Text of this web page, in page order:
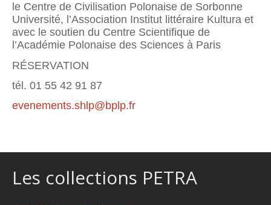
le Centre de Civilisation Polonaise de Sorbonne
Université, l’Association Institut littéraire Kultura et
avec le soutien du Centre Scientifique de
l’Académie Polonaise des Sciences à Paris
RÉSERVATION
tél. 01 55 42 91 87
evenements.shlp@bplp.fr
Les collections PETRA